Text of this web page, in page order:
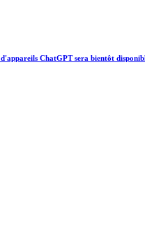
ChatGPT sera bientôt